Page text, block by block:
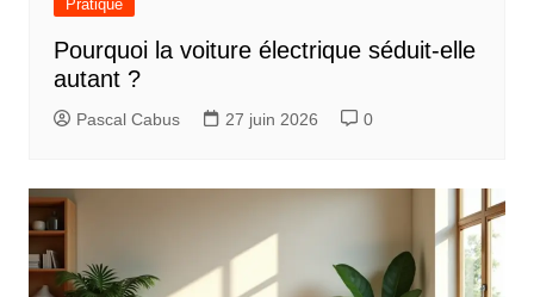
Pratique
Pourquoi la voiture électrique séduit-elle
autant ?
Pascal Cabus 27 juin 2026 0